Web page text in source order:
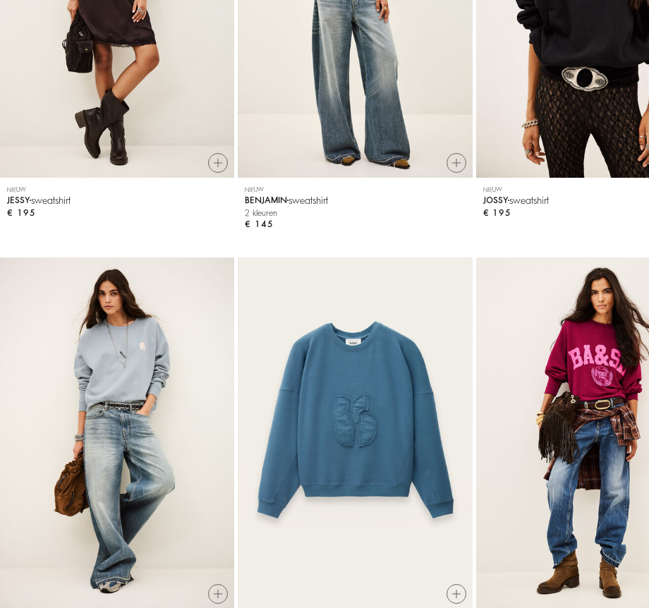
T-shirts
NIEUW
JESSY sweatshirt
€ 195
NIEUW
BENJAMIN sweatshirt
2 kleuren
€ 145
NIEUW
JOSSYsweatshirt
€ 195